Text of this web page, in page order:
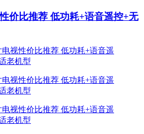
价比推荐 低功耗+语音遥控+无